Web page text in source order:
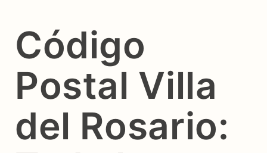
Código
Postal Villa
del Rosario: